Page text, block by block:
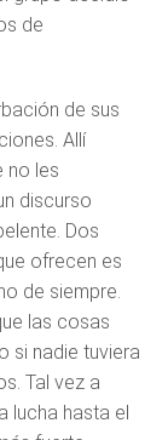
de
de sus
Allí
no les
discurso
Dos
ofrecen es
de siempre.
las cosas
si nadie tuviera
Tal vez a
lucha hasta el